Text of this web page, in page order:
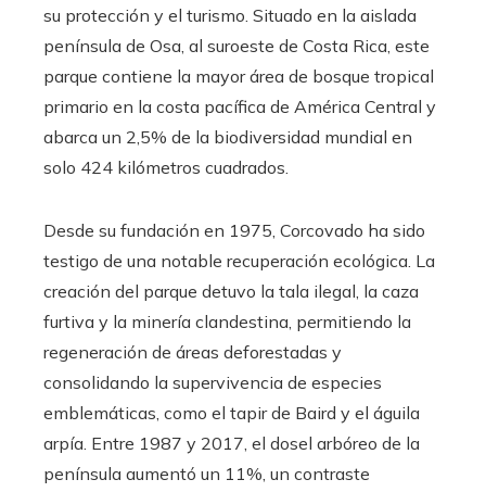
su protección y el turismo. Situado en la aislada
península de Osa, al suroeste de Costa Rica, este
parque contiene la mayor área de bosque tropical
primario en la costa pacífica de América Central y
abarca un 2,5% de la biodiversidad mundial en
solo 424 kilómetros cuadrados.
Desde su fundación en 1975, Corcovado ha sido
testigo de una notable recuperación ecológica. La
creación del parque detuvo la tala ilegal, la caza
furtiva y la minería clandestina, permitiendo la
regeneración de áreas deforestadas y
consolidando la supervivencia de especies
emblemáticas, como el tapir de Baird y el águila
arpía. Entre 1987 y 2017, el dosel arbóreo de la
península aumentó un 11%, un contraste